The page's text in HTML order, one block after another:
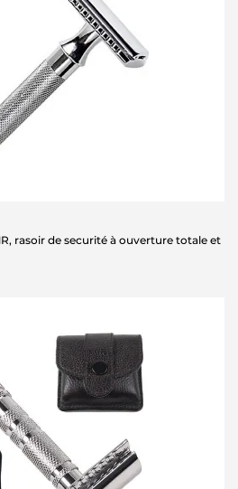
rasoir de securité à ouverture totale et